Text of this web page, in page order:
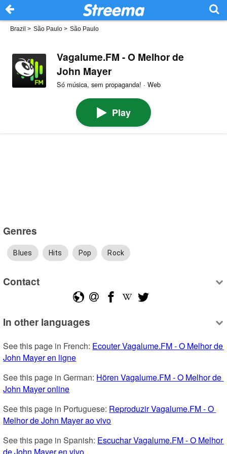
Brazil > São Paulo > São Paulo
Vagalume.FM - O Melhor de
John Mayer
Só música, sem propaganda! · Web
Play
Genres
Blues Hits Pop Rock
Contact
In other languages
See this page in French: Ecouter Vagalume.FM - O Melhor de
John Mayer en ligne
See this page in German: Hören Vagalume.FM - O Melhor de
John Mayer online
See this page in Portuguese: Reproduzir Vagalume.FM - O
Melhor de John Mayer ao vivo
See this page in Spanish: Escuchar Vagalume.FM - O Melhor
de John Mayer en vivo